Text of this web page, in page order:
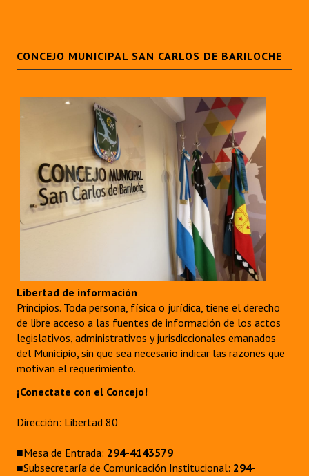
CONCEJO MUNICIPAL SAN CARLOS DE BARILOCHE
Libertad de información
Principios. Toda persona, física o jurídica, tiene el derecho
de libre acceso a las fuentes de información de los actos
legislativos, administrativos y jurisdiccionales emanados
del Municipio, sin que sea necesario indicar las razones que
motivan el requerimiento.
¡Conectate con el Concejo!
Dirección: Libertad 80
■Mesa de Entrada: 294-4143579
■Subsecretaría de Comunicación Institucional: 294-